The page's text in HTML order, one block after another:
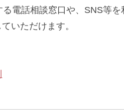
電話相談窓口や、SNS等
いただけます。